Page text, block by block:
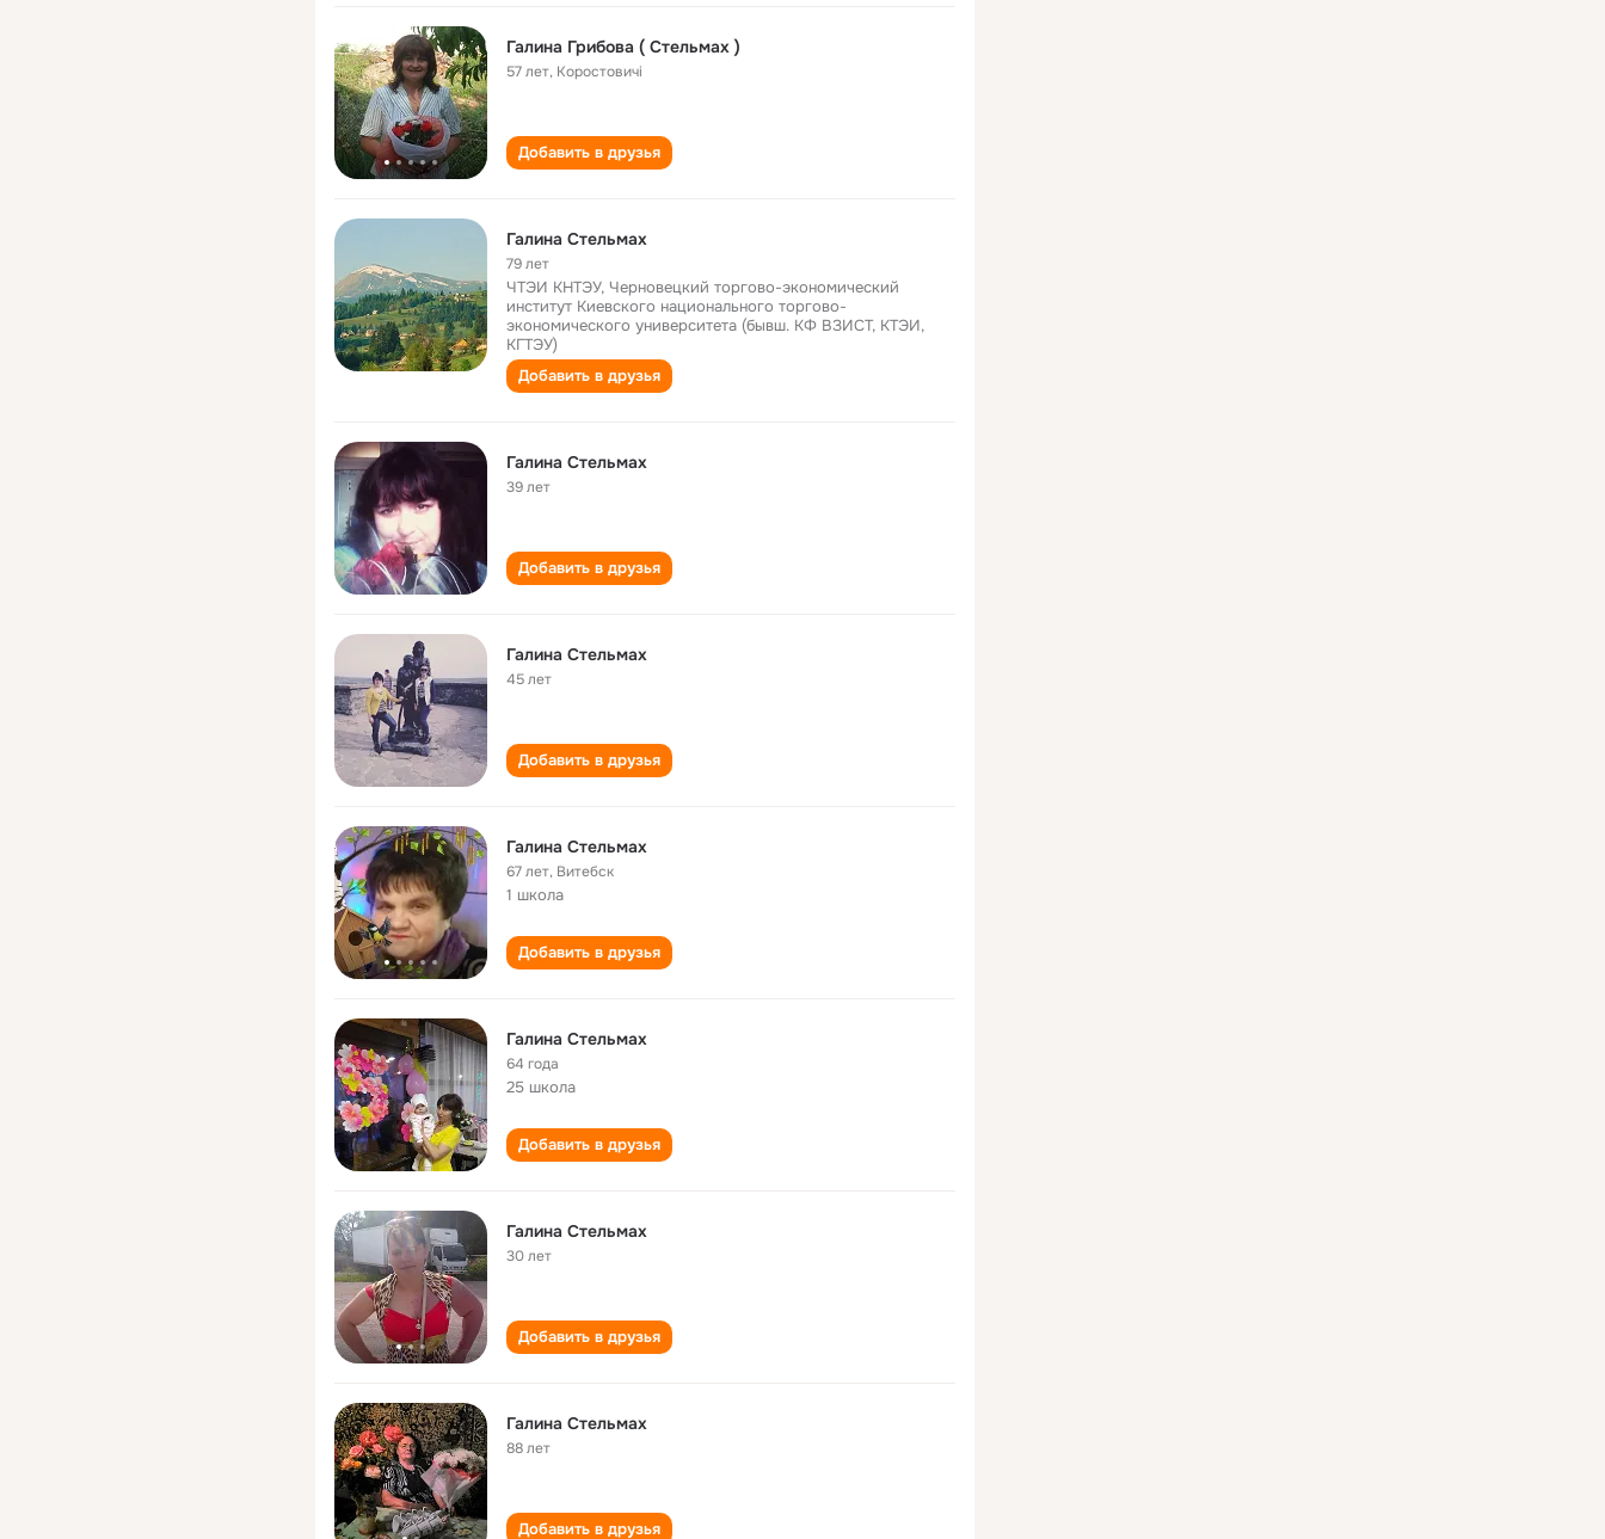
Галина Грибова ( Стельмах )
57 лет, Коростовичі
Добавить в друзья
Галина Стельмах
79 лет
ЧТЭИ КНТЭУ, Черновецкий торгово-экономический
институт Киевского национального торгово-
экономического университета (бывш. КФ ВЗИСТ, КТЭИ,
КГТЭУ)
Добавить в друзья
Галина Стельмах
39 лет
Добавить в друзья
Галина Стельмах
45 лет
Добавить в друзья
Галина Стельмах
67 лет, Витебск
1 школа
Добавить в друзья
Галина Стельмах
64 года
25 школа
Добавить в друзья
Галина Стельмах
30 лет
Добавить в друзья
Галина Стельмах
88 лет
Добавить в друзья